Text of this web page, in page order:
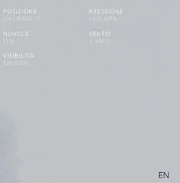
POSIZIONE
LIVORNO, IT
PRESSIONE
1015 HPA
NUVOLE
11%
VENTO
0.4M/S
VISIBILITÀ
10000M
EN